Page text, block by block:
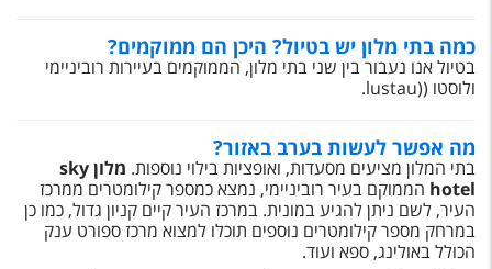
מגזין אשת
טופס צור קשר
תקנון
נגישות
כמה בתי מלון יש בטיול? היכן הם ממוקמים?
בטיול אנו נעבור בין שני בתי מלון, הממוקמים בעיירות רוביניימי
ולוסטו ((lustau
.
מה אפשר לעשות בערב באזור?
בתי המלון מציעים מסעדות, ואופציות בילוי נוספות. מלוןsky
hotel הממוקם בעיר רוביניימי, נמצא כמספר קילומטרים ממרכז
העיר, לשם ניתן להגיע במונית. במרכז העיר קיים קניון גדול, כמו כן
במרחק מספר קילומטרים נוספים תוכלו למצוא מרכז ספורט ענק
הכולל באולינג, ספא ועוד.